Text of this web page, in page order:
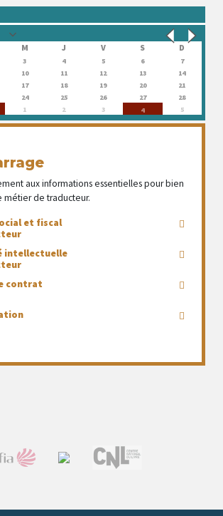
M J V S D
3 4 5 6
7
10 11 12 13
14
17 18 19 20
21
24 25 26 27
28
1 2 3 4 5
aux informations essentielles pour bien
métier de traducteur.
et fiscal
intellectuelle
contrat